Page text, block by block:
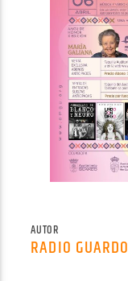
AUTOR
RADIO GUARDO